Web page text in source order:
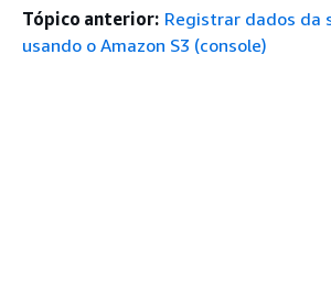
Tópico anterior: Registrar dados da
usando o Amazon S3 (console)